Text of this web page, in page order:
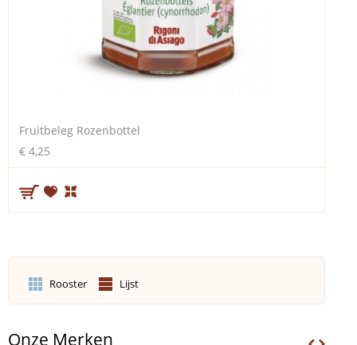
Fruitbeleg Rozenbottel
€ 4,25
Rooster Lijst
Onze Merken